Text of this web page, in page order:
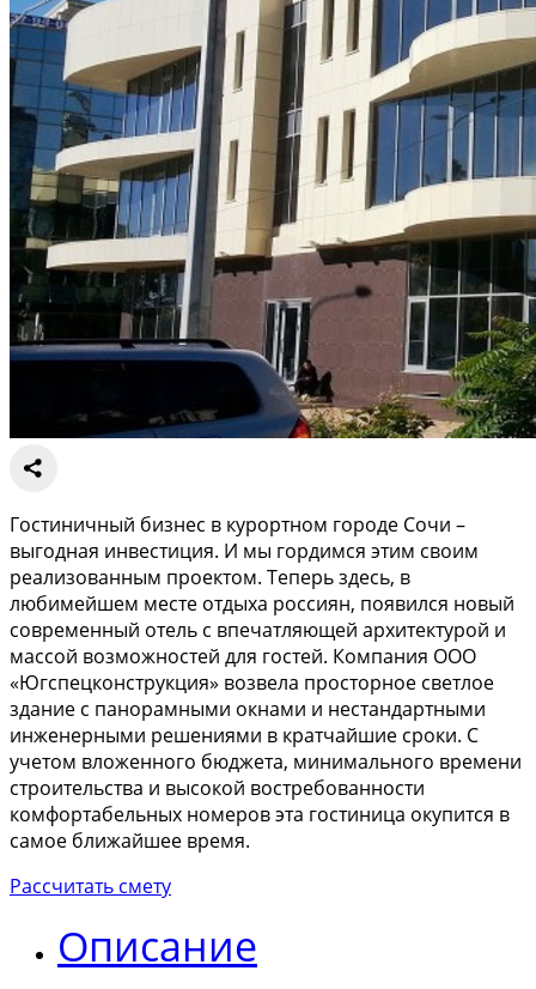
Гостиничный бизнес в курортном городе Сочи –
выгодная инвестиция. И мы гордимся этим своим
реализованным проектом. Теперь здесь, в
любимейшем месте отдыха россиян, появился новый
современный отель с впечатляющей архитектурой и
массой возможностей для гостей. Компания ООО
«Югспецконструкция» возвела просторное светлое
здание с панорамными окнами и нестандартными
инженерными решениями в кратчайшие сроки. С
учетом вложенного бюджета, минимального времени
строительства и высокой востребованности
комфортабельных номеров эта гостиница окупится в
самое ближайшее время.
Рассчитать смету
Описание